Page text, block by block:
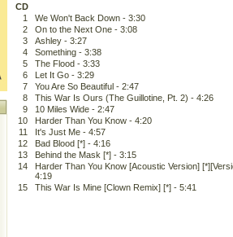
CD
1
We Won't Back Down - 3:30
2
On to the Next One - 3:08
3
Ashley - 3:27
4
Something - 3:38
5
The Flood - 3:33
6
Let It Go - 3:29
7
You Are So Beautiful - 2:47
8
This War Is Ours (The Guillotine, Pt. 2) - 4:26
9
10 Miles Wide - 2:47
10
Harder Than You Know - 4:20
11
It's Just Me - 4:57
12
Bad Blood [*] - 4:16
13
Behind the Mask [*] - 3:15
14
Harder Than You Know [Acoustic Version]
4:19
15
This War Is Mine [Clown Remix] [*] - 5:41